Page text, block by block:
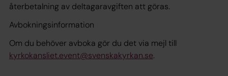
återbetalning av deltagaravgiften att göras.
Avbokningsinformation
Om du behöver avboka gör du det via mejl till
kyrkokansliet.event@svenskakyrkan.se.